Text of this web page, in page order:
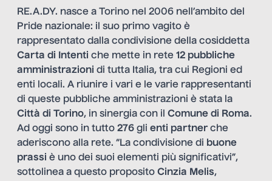
RE.A.DY. nasce a Torino nel 2006 nell’ambito del
Pride nazionale: il suo primo vagito è
rappresentato dalla condivisione della cosiddetta
Carta di Intenti che mette in rete 12 pubbliche
amministrazioni di tutta Italia, tra cui Regioni ed
enti locali. A riunire i vari e le varie rappresentanti
di queste pubbliche amministrazioni è stata la
Città di Torino, in sinergia con il Comune di Roma.
Ad oggi sono in tutto 276 gli enti partnerche
aderiscono alla rete. “La condivisione di buone
prassi è uno dei suoi elementi più significativi”,
sottolinea a questo proposito Cinzia Melis,